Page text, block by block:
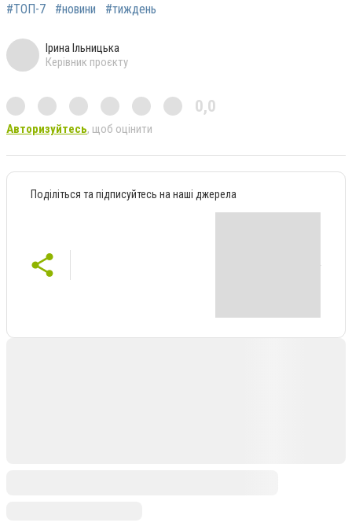
#ТОП-7 #новини #тиждень
Ірина Ільницька
Керівник проєкту
0,0
Авторизуйтесь, щоб оцінити
Поділіться та підписуйтесь на наші джерела